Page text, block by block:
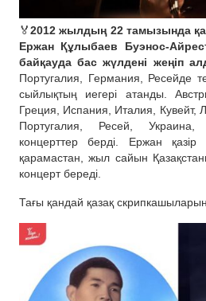
🏅2012 жылдың 22 тамызында
Ержан Құлыбаев Буэнос-
байқауда бас жүлдені жеңіп
Португалия, Германия, Ресейде
сыйлықтың иегері атанды.
Греция, Испания, Италия, Кувейт,
Португалия, Ресей,
концерттер берді. Ержан
қарамастан, жыл сайын
концерт береді.
Тағы қандай қазақ скрипкашыларын